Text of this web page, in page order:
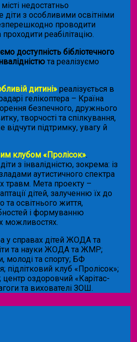
недостатньо
діти з особливими освітніми
проводити
реабілітацію.
доступність бібліотечного
та реалізуємо
дитині» реалізується в
гелікоптера – Країна
безпечного, дружнього
творчості та спілкування,
підтримку, увагу й
клубом «Пролісок».
з інвалідністю, зокрема: із
аутистичного спектра
травм. Мета проекту –
дітей, залученню їх до
та освітнього життя,
і формуванню
можливостях.
у справах дітей ЖОДА та
та науки ЖОДА та ЖМР;
молоді та спорту; БФ
підлітковий клуб «Пролісок»;
оздоровчий «Карітас-
та вихователі ЗОШ.